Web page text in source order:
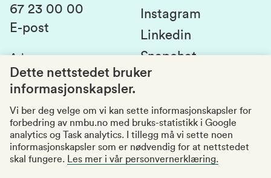
Studenttinget
Si fra om avvik
Kvalitet i utdanningen
67 23 00 00
E-post
Adresse:
Postboks 5003
1432 Ås
Organisasjonsnummer
969159570
Besøksadresser
Instagram
Linkedin
Snapchat
Tilgjengelighetserklæring
Dette nettstedet bruker
informasjonskapsler.
Vi ber deg velge om vi kan sette informasjonskapsler for
forbedring av nmbu.no med bruks-statistikk i Google
analytics og Task analytics. I tillegg må vi sette noen
informasjonskapsler som er nødvendig for at nettstedet
skal fungere.
Les mer i vår personvernerklæring.